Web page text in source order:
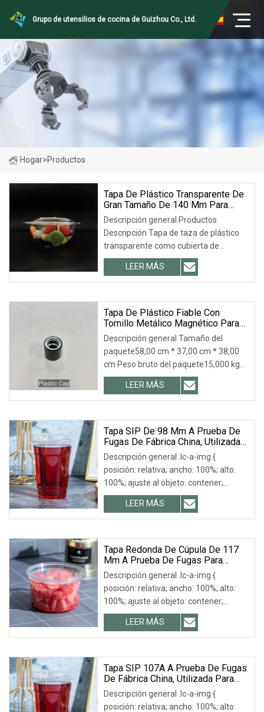
Grupo de utensilios de cocina de Guizhou Co., Ltd.
Hogar>Productos
Tapa De Plástico Transparente De
Gran Tamaño De 140 Mm Para
Ensaladera
Descripción general Productos
Descripción Tapa de taza de plástico
transparente como cubierta de
recipiente de alimentos de plástico
transparente para utensilios de cocina,
con un rendimiento de alta
antifugas. Puede prevenir
eficazmente
LEER MÁS
Tapa De Plástico Fiable Con
Tornillo Metálico Magnético Para
Botellas De Cosméticos
Descripción general Tamaño del
paquete58,00 cm * 37,00 cm * 38,00
cm Peso bruto del paquete15,000 kg
Descripción del producto Fotos
detalladas Perfil de la empresa Ningbo
QUNA IMP&EXP CO., LTD. es pionero en
LEER MÁS
Tapa SIP De 98 Mm A Prueba De
Fugas De Fábrica China, Utilizada
Para Envases De Plástico Para
Bebidas.
Descripción general .lc-a-img {
posición: relativa; ancho: 100%; alto:
100%; ajuste al objeto: contener;
desbordamiento: oculto;}.lc-a-img
.img-content { posición: absoluta;
superior: 0; izquierda: 0; ancho: 100%;
LEER MÁS
Tapa Redonda De Cúpula De 117
Mm A Prueba De Fugas Para
Recipientes De Plástico Para
Delicatessen, Fabricada En China.
Descripción general .lc-a-img {
posición: relativa; ancho: 100%; alto:
100%; ajuste al objeto: contener;
desbordamiento: oculto;}.lc-a-img
.img-content { posición: absoluta;
superior: 0; izquierda: 0; ancho: 100%;
LEER MÁS
Tapa SIP 107A A Prueba De Fugas
De Fábrica China, Utilizada Para
Envases De Plástico Para
Bebidas.
Descripción general .lc-a-img {
posición: relativa; ancho: 100%; alto: